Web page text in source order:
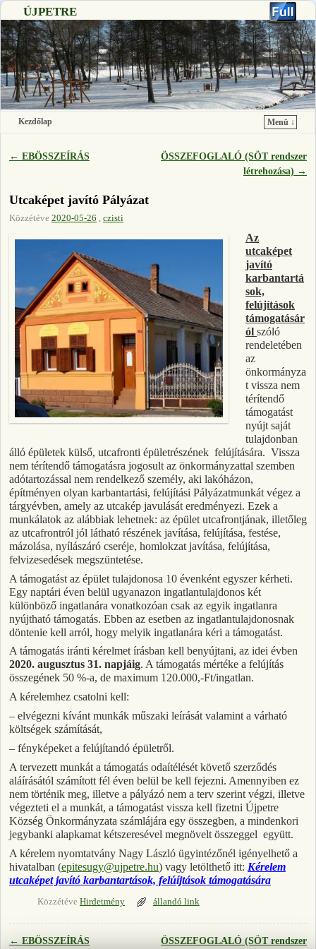
ÚJPETRE
Kezdőlap
Menü ↓
Bejegyzés navigáció
← EBÖSSZEÍRÁS
ÖSSZEFOGLALÓ (SÖT rendszer
létrehozása) →
Utcaképet javító Pályázat
Közzétéve 2020-05-26 czisti
Az
utcaképet
javító
karbantartá
sok,
felújítások
támogatásár
ól szóló
rendeletében
az
önkormányza
t vissza nem
térítendő
támogatást
nyújt saját
tulajdonban
álló épületek külső, utcafronti épületrészének felújítására. Vissza
nem térítendő támogatásra jogosult az önkormányzattal szemben
adótartozással nem rendelkező személy, aki lakóházon,
építményen olyan karbantartási, felújítási Pályázatmunkát végez a
tárgyévben, amely az utcakép javulását eredményezi. Ezek a
munkálatok az alábbiak lehetnek: az épület utcafrontjának, illetőleg
az utcafrontról jól látható részének javítása, felújítása, festése,
mázolása, nyílászáró cseréje, homlokzat javítása, felújítása,
felvizesedések megszüntetése.
A támogatást az épület tulajdonosa 10 évenként egyszer kérheti.
Egy naptári éven belül ugyanazon ingatlantulajdonos két
különböző ingatlanára vonatkozóan csak az egyik ingatlanra
nyújtható támogatás. Ebben az esetben az ingatlantulajdonosnak
döntenie kell arról, hogy melyik ingatlanára kéri a támogatást.
A támogatás iránti kérelmet írásban kell benyújtani, az idei évben
2020. augusztus 31. napjáig. A támogatás mértéke a felújítás
összegének 50 %-a, de maximum 120.000,-Ft/ingatlan.
A kérelemhez csatolni kell:
– elvégezni kívánt munkák műszaki leírását valamint a várható
költségek számítását,
– fényképeket a felújítandó épületről.
A tervezett munkát a támogatás odaítélését követő szerződés
aláírásától számított fél éven belül be kell fejezni. Amennyiben ez
nem történik meg, illetve a pályázó nem a terv szerint végzi, illetve
végezteti el a munkát, a támogatást vissza kell fizetni Újpetre
Község Önkormányzata számlájára egy összegben, a mindenkori
jegybanki alapkamat kétszeresével megnövelt összeggel együtt.
A kérelem nyomtatvány Nagy László ügyintézőnél igényelhető a
hivatalban (epitesugy@ujpetre.hu) vagy letölthető itt: Kérelem
utcaképet javító karbantartások, felúíjtások támogatására
Közzétéve Hirdetmény állandó link
Bejegyzés navigáció
← EBÖSSZEÍRÁS ÖSSZEFOGLALÓ (SÖT rendszer